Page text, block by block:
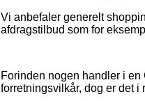
Vi anbefaler generelt
afdragstilbud som for
Forinden nogen handler i
forretningsvilkår, dog er det i